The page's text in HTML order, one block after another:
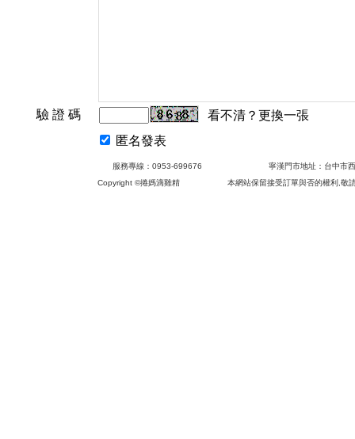
驗 證 碼
看不清？更換一張
匿名發表
服務專線：0953-699676 寧漢門市地址
Copyright ©捲媽滴雞精 本網站保留接受訂